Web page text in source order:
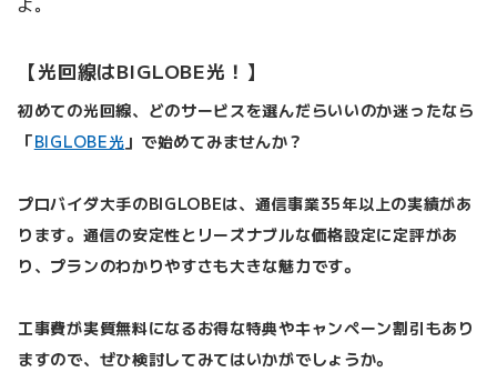
よ。
【光回線はBIGLOBE光！】
初めての光回線、どのサービスを選んだらいいのか迷ったなら
「BIGLOBE光 」で始めてみませんか？
プロバイダ大手のBIGLOBEは、通信事業35年以上の実績があ
ります。通信の安定性とリーズナブルな価格設定に定評があ
り、プランのわかりやすさも大きな魅力です。
工事費が実質無料になるお得な特典やキャンペーン割引もあり
ますので、ぜひ検討してみてはいかがでしょうか。